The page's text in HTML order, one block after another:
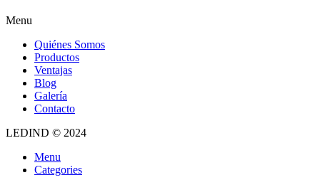
Menu
Quiénes Somos
Productos
Ventajas
Blog
Galería
Contacto
LEDIND © 2024
Menu
Categories